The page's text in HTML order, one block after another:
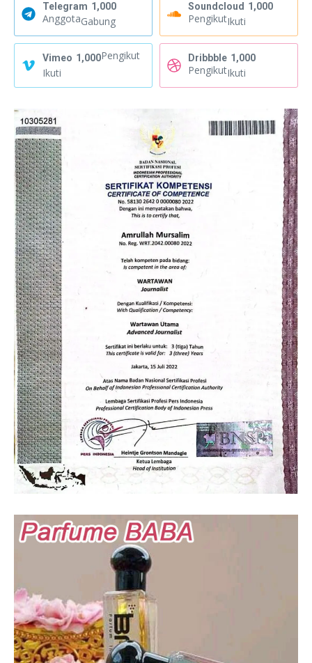
Telegram 1,000
AnggotaGabung
Soundcloud 1,000
PengikutIkuti
Vimeo 1,000Pengikut
Ikuti
Dribbble 1,000
PengikutIkuti